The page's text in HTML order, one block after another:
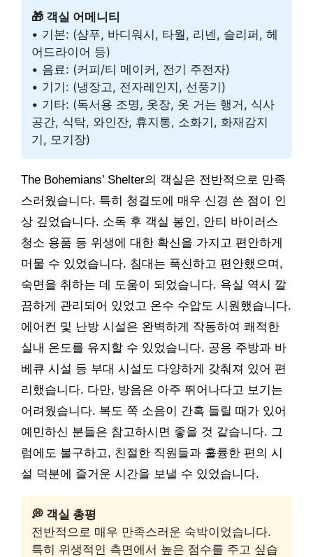
🎁 객실 어메니티
• 기본: (샴푸, 바디워시, 타월, 리넨, 슬리퍼, 헤
어드라이어 등)
• 음료: (커피/티 메이커, 전기 주전자)
• 기기: (냉장고, 전자레인지, 선풍기)
• 기타: (독서용 조명, 옷장, 옷 거는 행거, 식사
공간, 식탁, 와인잔, 휴지통, 소화기, 화재감지
기, 모기장)
The Bohemians’ Shelter의 객실은 전반적으로 만족
스러웠습니다. 특히 청결도에 매우 신경 쓴 점이 인
상 깊었습니다. 소독 후 객실 봉인, 안티 바이러스
청소 용품 등 위생에 대한 확신을 가지고 편안하게
머물 수 있었습니다. 침대는 푹신하고 편안했으며,
숙면을 취하는 데 도움이 되었습니다. 욕실 역시 깔
끔하게 관리되어 있었고 온수 수압도 시원했습니다.
에어컨 및 난방 시설은 완벽하게 작동하여 쾌적한
실내 온도를 유지할 수 있었습니다. 공용 주방과 바
베큐 시설 등 부대 시설도 다양하게 갖춰져 있어 편
리했습니다. 다만, 방음은 아주 뛰어나다고 보기는
어려웠습니다. 복도 쪽 소음이 간혹 들릴 때가 있어
예민하신 분들은 참고하시면 좋을 것 같습니다. 그
럼에도 불구하고, 친절한 직원들과 훌륭한 편의 시
설 덕분에 즐거운 시간을 보낼 수 있었습니다.
💭 객실 총평
전반적으로 매우 만족스러운 숙박이었습니다.
특히 위생적인 측면에서 높은 점수를 주고 싶습